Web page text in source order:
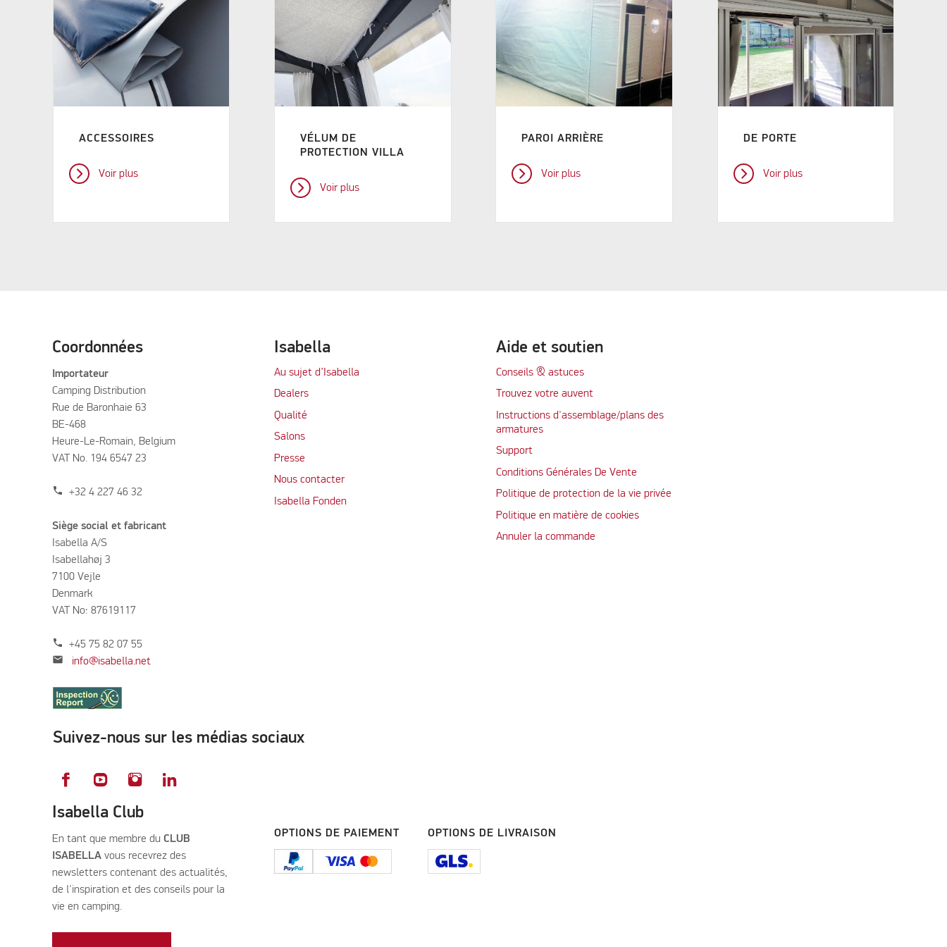
ACCESSOIRES
Voir plus
VÉLUM DE
PROTECTION VILLA
Voir plus
PAROI ARRIÈRE
Voir plus
DE PORTE
Voir plus
Coordonnées
Importateur
Camping Distribution
Rue de Baronhaie 63
BE-468
Heure-Le-Romain, Belgium
VAT No. 194 6547 23
phone +32 4 227 46 32
Siège social et fabricant
Isabella A/S
Isabellahøj 3
7100 Vejle
Denmark
VAT No: 87619117
phone +45 75 82 07 55
mail info@isabella.net
Isabella
Au sujet d’Isabella
Dealers
Qualité
Salons
Presse
Nous contacter
Isabella Fonden
Aide et soutien
Conseils & astuces
Trouvez votre auvent
Instructions d'assemblage/plans des
armatures
Support
Conditions Générales De Vente
Politique de protection de la vie privée
Politique en matière de cookies
Annuler la commande
Suivez-nous sur les médias sociaux
Isabella Club
En tant que membre du CLUB
ISABELLA vous recevrez des
newsletters contenant des actualités,
de l'inspiration et des conseils pour la
vie en camping.
OPTIONS DE PAIEMENT OPTIONS DE LIVRAISON